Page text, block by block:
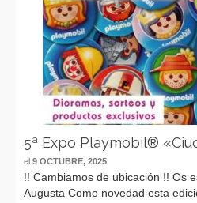
5ª Expo Playmobil®
el 9 OCTUBRE, 2025
!! Cambiamos de ubicación !! Os
Augusta Como novedad esta